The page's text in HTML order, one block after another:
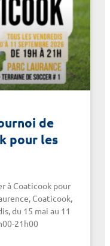
de
pour les
à Coaticook pour
Coaticook,
du 15 mai au 11
21h00